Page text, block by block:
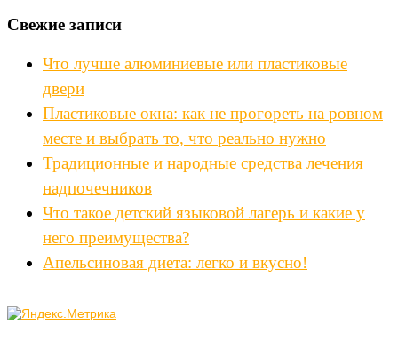
Свежие записи
Что лучше алюминиевые или пластиковые
двери
Пластиковые окна: как не прогореть на ровном
месте и выбрать то, что реально нужно
Традиционные и народные средства лечения
надпочечников
Что такое детский языковой лагерь и какие у
него преимущества?
Апельсиновая диета: легко и вкусно!